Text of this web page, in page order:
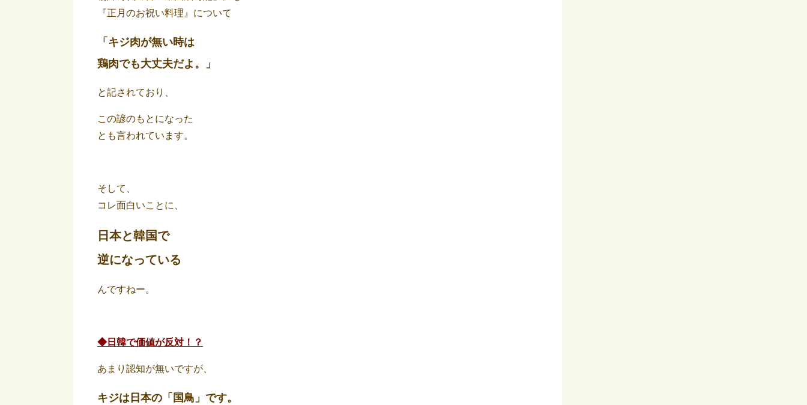
『正月のお祝い料理』について
「キジ肉が無い時は
鶏肉でも大丈夫だよ。」
と記されており、
この諺のもとになった
とも言われています。
そして、
コレ面白いことに、
日本と韓国で
逆になっている
んですねー。
◆日韓で価値が反対！？
あまり認知が無いですが、
キジは日本の「国鳥」です。